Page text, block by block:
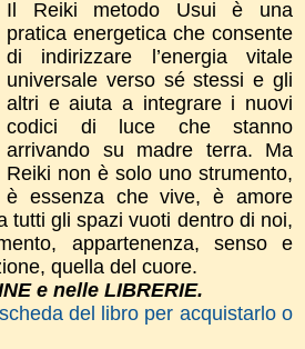
Il Reiki metodo Usui è una
pratica energetica che consente
di indirizzare l’energia vitale
universale verso sé stessi e gli
altri e aiuta a integrare i nuovi
codici di luce che stanno
arrivando su madre terra. Ma
Reiki non è solo uno strumento,
è essenza che vive, è amore
tutti gli spazi vuoti dentro di noi,
appartenenza, senso e
quella del cuore.
e nelle LIBRERIE.
del libro per acquistarlo o